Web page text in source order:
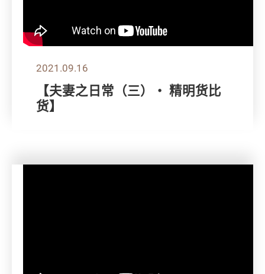
2021.09.16
【夫妻之日常（三）・ 精明货比
货】